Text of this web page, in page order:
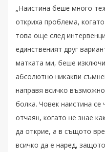
„Наистина беше много
откриха проблема,
това още след
единственият друг
матката ми, беше
абсолютно никакви
направя всичко
болка. Човек наистина се
отчаян, когато не знае
да открие, а в същото
всичко да е наред,